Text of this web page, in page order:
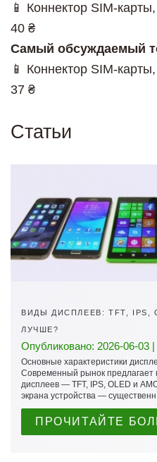
📱 Коннектор SIM-
40 ₴
Самый обсуждаемый
📱 Коннектор SIM-
37 ₴
Статьи
ВИДЫ ДИСПЛЕЕВ: TFT, IPS,
ЛУЧШЕ?
Опубликовано: 2026-06-03 |
Основные характеристики
Современный рынок предлагает
дисплеев — TFT, IPS, OLED и
экрана устройства — существенн
ПРОЧИТАЙТЕ